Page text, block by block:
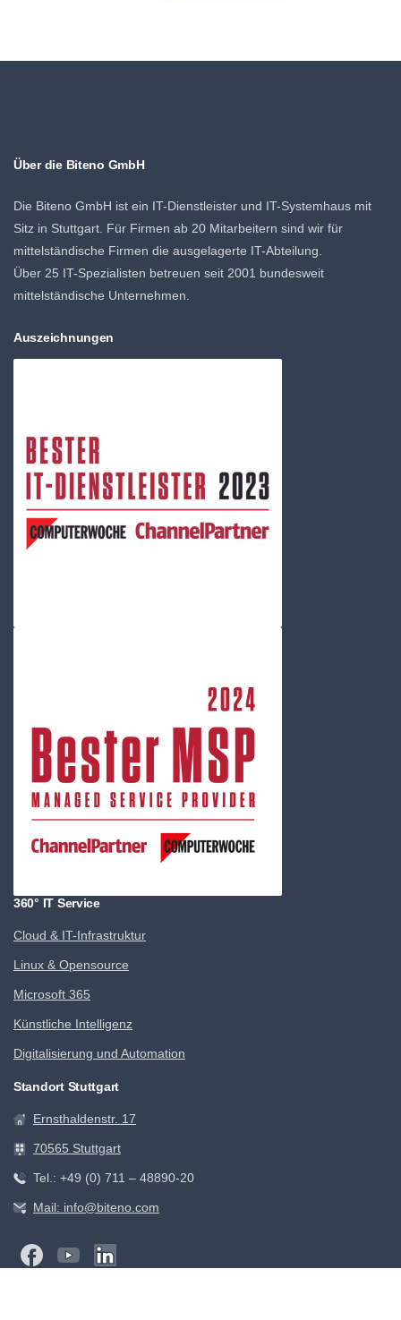
Über die Biteno GmbH
Die Biteno GmbH ist ein IT-Dienstleister und IT-Systemhaus mit
Sitz in Stuttgart. Für Firmen ab 20 Mitarbeitern sind wir für
mittelständische Firmen die ausgelagerte IT-Abteilung.
Über 25 IT-Spezialisten betreuen seit 2001 bundesweit
mittelständische Unternehmen.
Auszeichnungen
360° IT Service
Cloud & IT-Infrastruktur
Linux & Opensource
Microsoft 365
Künstliche Intelligenz
Digitalisierung und Automation
Standort Stuttgart
Ernsthaldenstr. 17
70565 Stuttgart
Tel.: +49 (0) 711 – 48890-20
Mail: info@biteno.com